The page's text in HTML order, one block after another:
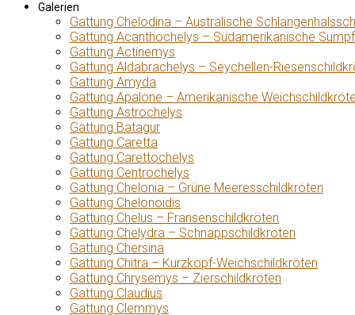
Galerien
Gattung Chelodina – Australische
Gattung Acanthochelys – Südamerikanische
Gattung Actinemys
Gattung Aldabrachelys – Seychellen-
Gattung Amyda
Gattung Apalone – Amerikanische
Gattung Astrochelys
Gattung Batagur
Gattung Caretta
Gattung Carettochelys
Gattung Centrochelys
Gattung Chelonia – Grüne Meeresschildkröten
Gattung Chelonoidis
Gattung Chelus – Fransenschildkröten
Gattung Chelydra – Schnappschildkröten
Gattung Chersina
Gattung Chitra – Kurzkopf-Weichschildkröten
Gattung Chrysemys – Zierschildkröten
Gattung Claudius
Gattung Clemmys